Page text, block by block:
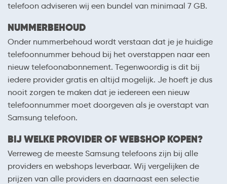
telefoon adviseren wij een bundel van minimaal 7 GB.
NUMMERBEHOUD
Onder nummerbehoud wordt verstaan dat je je huidige
telefoonnummer behoud bij het overstappen naar een
nieuw telefoonabonnement. Tegenwoordig is dit bij
iedere provider gratis en altijd mogelijk. Je hoeft je dus
nooit zorgen te maken dat je iedereen een nieuw
telefoonnummer moet doorgeven als je overstapt van
Samsung telefoon.
BIJ WELKE PROVIDER OF WEBSHOP KOPEN?
Verreweg de meeste Samsung telefoons zijn bij alle
providers en webshops leverbaar. Wij vergelijken de
prijzen van alle providers en daarnaast een selectie